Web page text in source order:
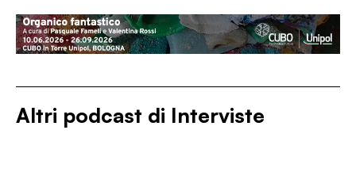
Altri podcast di Interviste